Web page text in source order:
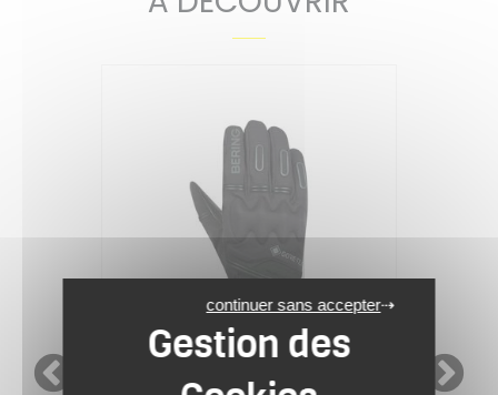
continuer sans accepter